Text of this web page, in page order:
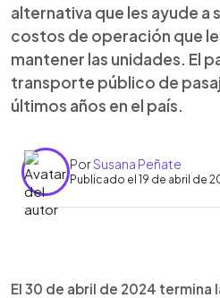
alternativa que les ayude a
costos de operación que
mantener las unidades. El
transporte público de
últimos años en el país.
PorSusana Peñate
Publicado el 19 de abril de
► Escuchar artículo
El 30 de abril de 2024 termina